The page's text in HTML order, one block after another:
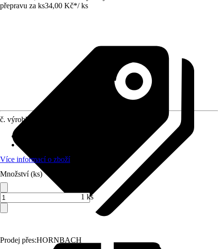
přepravu za ks34,00 Kč*/ ks
Prodej přes:HORNBACH
č. výrobku
Více informací o zboží
Množství (ks)
1 ks